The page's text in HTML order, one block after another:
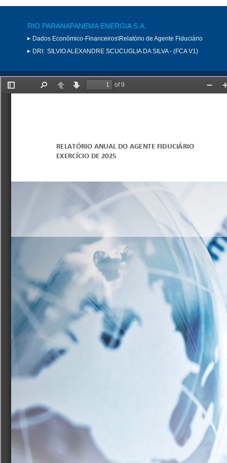
RIO PARANAPANEMA ENERGIA S.A.
Dados Econômico-Financeiros\Relatório de Agente Fiduciário
DRI: SILVIO ALEXANDRE SCUCUGLIA DA SILVA - (FCA V1)